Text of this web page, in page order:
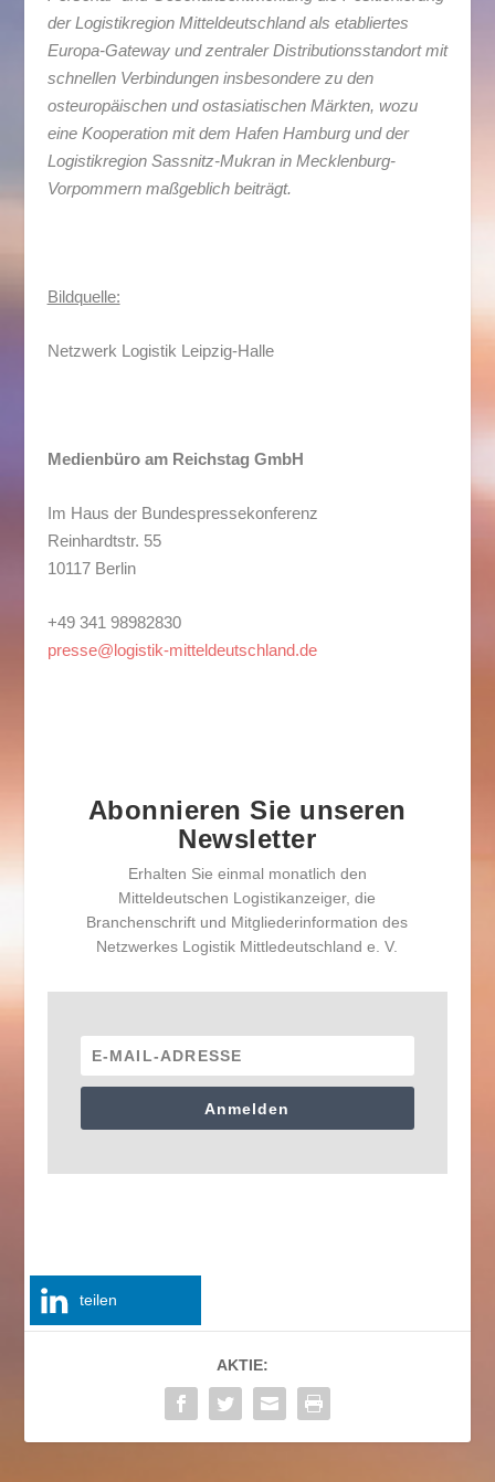
der Logistikregion Mitteldeutschland als etabliertes
Europa-Gateway und zentraler Distributionsstandort mit
schnellen Verbindungen insbesondere zu den
osteuropäischen und ostasiatischen Märkten, wozu
eine Kooperation mit dem Hafen Hamburg und der
Logistikregion Sassnitz-Mukran in Mecklenburg-
Vorpommern maßgeblich beiträgt.
Bildquelle:
Netzwerk Logistik Leipzig-Halle
Medienbüro am Reichstag GmbH
Im Haus der Bundespressekonferenz
Reinhardtstr. 55
10117 Berlin
+49 341 98982830
presse@logistik-mitteldeutschland.de
Abonnieren Sie unseren
Newsletter
Erhalten Sie einmal monatlich den
Mitteldeutschen Logistikanzeiger, die
Branchenschrift und Mitgliederinformation des
Netzwerkes Logistik Mittledeutschland e. V.
Anmelden
teilen
AKTIE: